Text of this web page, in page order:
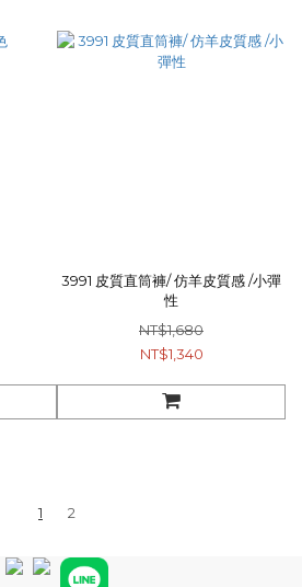
3991 皮質直筒褲/ 仿羊皮質感 /小彈
性
NT$1,680
NT$1,340
1 2